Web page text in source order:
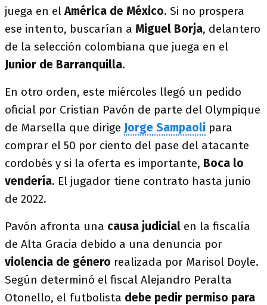
juega en elAmérica de México. Si no prospera
ese intento, buscarían a Miguel Borja, delantero
de la selección colombiana que juega en el
Junior de Barranquilla.
En otro orden, este miércoles llegó un pedido
oficial por Cristian Pavón de parte del Olympique
de Marsella que dirige Jorge Sampaoli para
comprar el 50 por ciento del pase del atacante
cordobés y si la oferta es importante, Boca lo
vendería. El jugador tiene contrato hasta junio
de 2022.
Pavón afronta una causa judicial en la fiscalía
de Alta Gracia debido a una denuncia por
violencia de género realizada por Marisol Doyle.
Según determinó el fiscal Alejandro Peralta
Otonello, el futbolista debe pedir permiso para